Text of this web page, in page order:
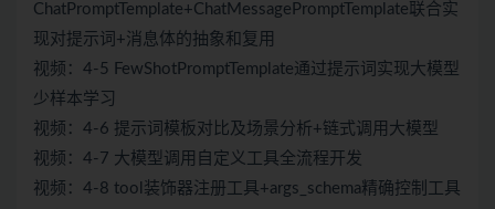
ChatPromptTemplate+ChatMessagePromptTemplate联合实
现对提示词+消息体的抽象和复用
视频：4-5 FewShotPromptTemplate通过提示词实现大模型
少样本学习
视频：4-6 提示词模板对比及场景分析+链式调用大模型
视频：4-7 大模型调用自定义工具全流程开发
视频：4-8 tool装饰器注册工具+args_schema精确控制工具